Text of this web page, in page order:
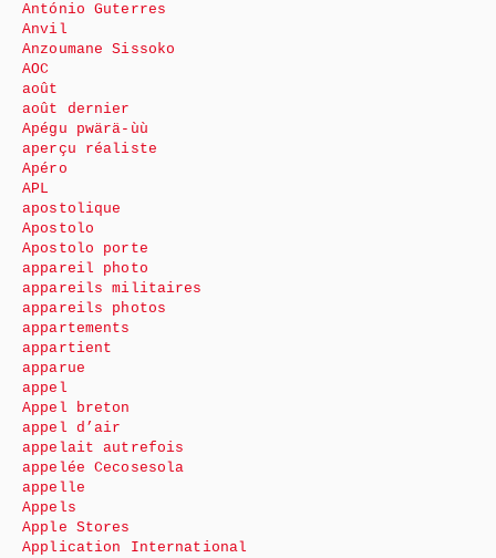
António Guterres
Anvil
Anzoumane Sissoko
AOC
août
août dernier
Apégu pwärä-ùù
aperçu réaliste
Apéro
APL
apostolique
Apostolo
Apostolo porte
appareil photo
appareils militaires
appareils photos
appartements
appartient
apparue
appel
Appel breton
appel d’air
appelait autrefois
appelée Cecosesola
appelle
Appels
Apple Stores
Application International